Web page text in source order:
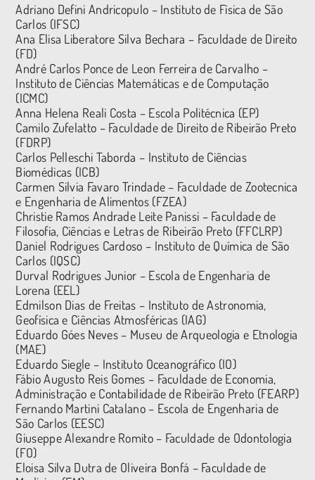
Adriano Defini Andricopulo – Instituto de Física de São
Carlos (IFSC)
Ana Elisa Liberatore Silva Bechara – Faculdade de Direito
(FD)
André Carlos Ponce de Leon Ferreira de Carvalho –
Instituto de Ciências Matemáticas e de Computação
(ICMC)
Anna Helena Reali Costa – Escola Politécnica (EP)
Camilo Zufelatto – Faculdade de Direito de Ribeirão Preto
(FDRP)
Carlos Pelleschi Taborda – Instituto de Ciências
Biomédicas (ICB)
Carmen Silvia Favaro Trindade – Faculdade de Zootecnica
e Engenharia de Alimentos (FZEA)
Christie Ramos Andrade Leite Panissi – Faculdade de
Filosofia, Ciências e Letras de Ribeirão Preto (FFCLRP)
Daniel Rodrigues Cardoso – Instituto de Química de São
Carlos (IQSC)
Durval Rodrigues Junior – Escola de Engenharia de
Lorena (EEL)
Edmilson Dias de Freitas – Instituto de Astronomia,
Geofísica e Ciências Atmosféricas (IAG)
Eduardo Góes Neves – Museu de Arqueologia e Etnologia
(MAE)
Eduardo Siegle – Instituto Oceanográfico (IO)
Fábio Augusto Reis Gomes – Faculdade de Economia,
Administração e Contabilidade de Ribeirão Preto (FEARP)
Fernando Martini Catalano – Escola de Engenharia de
São Carlos (EESC)
Giuseppe Alexandre Romito – Faculdade de Odontologia
(FO)
Eloisa Silva Dutra de Oliveira Bonfá – Faculdade de